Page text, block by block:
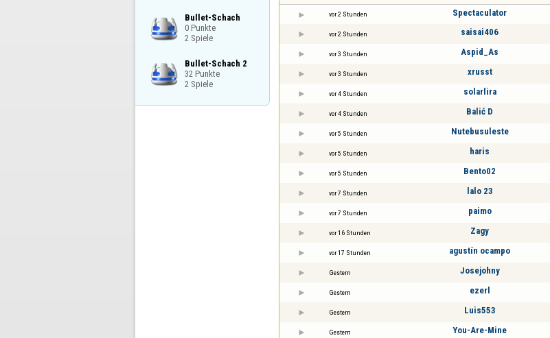
Bullet-Schach
0 Punkte
2 Spiele
Bullet-Schach 2
32 Punkte
2 Spiele
vor 2 Stunden Spectaculator
vor 2 Stunden saisai406
vor 3 Stunden Aspid_As
vor 3 Stunden xrusst
vor 4 Stunden solarlira
vor 4 Stunden Balić D
vor 5 Stunden Nutebusuleste
vor 5 Stunden haris
vor 5 Stunden Bento02
vor 7 Stunden lalo 23
vor 7 Stunden paimo
vor 16 Stunden Zagy
vor 17 Stunden agustín ocampo
Gestern Josejohny
Gestern ezerl
Gestern Luis553
Gestern You-Are-Mine